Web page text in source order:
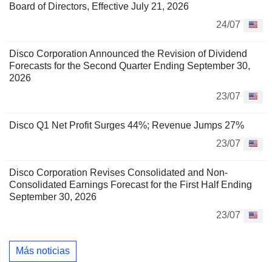
Board of Directors, Effective July 21, 2026
24/07
Disco Corporation Announced the Revision of Dividend
Forecasts for the Second Quarter Ending September 30,
2026
23/07
Disco Q1 Net Profit Surges 44%; Revenue Jumps 27%
23/07
Disco Corporation Revises Consolidated and Non-
Consolidated Earnings Forecast for the First Half Ending
September 30, 2026
23/07
Más noticias